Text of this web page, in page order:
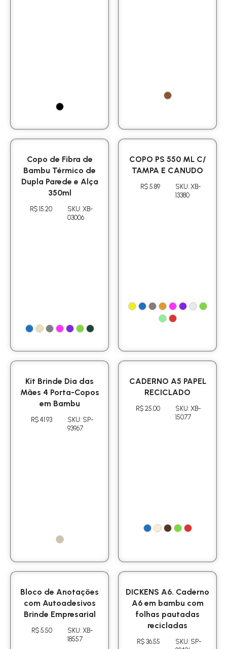
Copo de Fibra de
Bambu Térmico de
Dupla Parede e Alça
350ml
R$ 15.20
SKU: XB-
03006
COPO PS 550 ML C/
TAMPA E CANUDO
R$ 5.89
SKU: XB-
13380
Kit Brinde Dia das
Mães 4 Porta-Copos
em Bambu
R$ 41.93
SKU: SP-
93967
CADERNO A5 PAPEL
RECICLADO
R$ 25.00
SKU: XB-
15077
Bloco de Anotações
com Autoadesivos
Brinde Empresarial
R$ 5.50
SKU: XB-
18557
DICKENS A6. Caderno
A6 em bambu com
folhas pautadas
recicladas
R$ 36.55
SKU: SP-